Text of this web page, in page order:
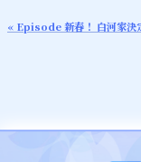
« Episode 新春！ 白河家決